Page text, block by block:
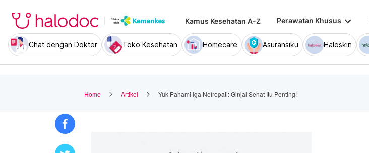
Kamus Kesehatan A-Z Perawatan Khusus keyboard_arrow_down
Chat dengan Dokter Toko Kesehatan Homecare Asuransiku Haloskin
Home Artikel Yuk Pahami Iga Nefropati: Ginjal Sehat Itu Penting!